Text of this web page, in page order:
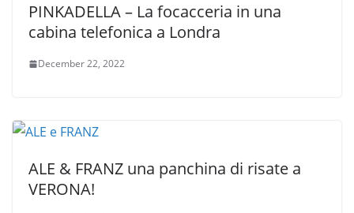
PINKADELLA – La focacceria in una
cabina telefonica a Londra
December 22, 2022
ALE & FRANZ una panchina di risate a
VERONA!